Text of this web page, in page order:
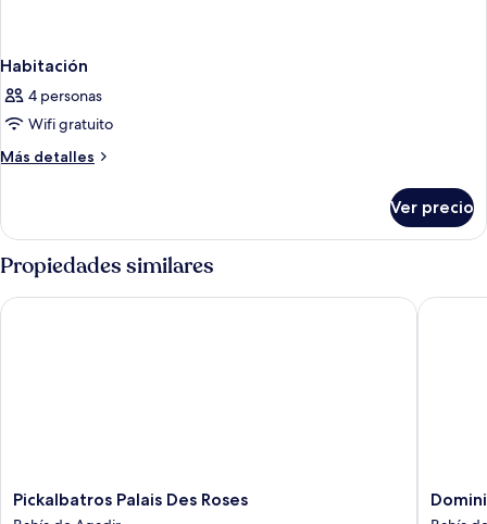
Habitación
4 personas
Wifi gratuito
Más detalles
Más
Ver precio
Propiedades similares
Pickalbatros
Palais
Pickalbatros Palais Des Roses
Pickalbatros Palais Des Roses
Palace